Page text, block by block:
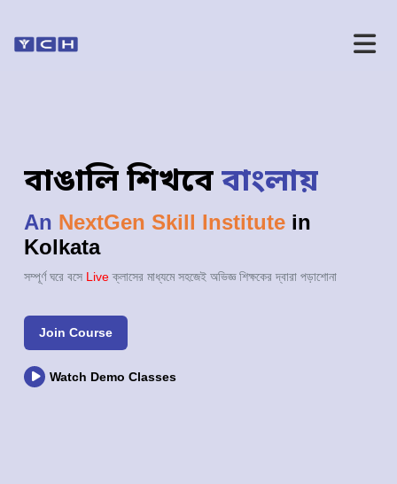
বাঙালি শিখবেবাংলায়
An NextGen Skill Institute in
Kolkata
সম্পূর্ণ ঘরে বসে Liveক্লাসের মাধ্যমে সহজেই অভিজ্ঞ শিক্ষকের দ্বারা পড়াশোনা
Join Course
Watch Demo Classes